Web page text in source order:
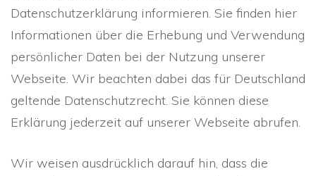
Datenschutzerklärung informieren. Sie finden hier
Informationen über die Erhebung und Verwendung
persönlicher Daten bei der Nutzung unserer
Webseite. Wir beachten dabei das für Deutschland
geltende Datenschutzrecht. Sie können diese
Erklärung jederzeit auf unserer Webseite abrufen.
Wir weisen ausdrücklich darauf hin, dass die